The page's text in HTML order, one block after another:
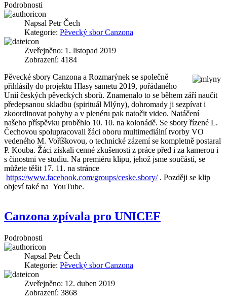
Podrobnosti
Napsal Petr Čech
Kategorie: Pěvecký sbor Canzona
Zveřejněno: 1. listopad 2019
Zobrazení: 4184
Pěvecké sbory Canzona a Rozmarýnek se společně
přihlásily do projektu Hlasy sametu 2019, pořádaného
Unií českých pěveckých sborů. Znamenalo to se během září naučit
předepsanou skladbu (spirituál Mlýny), dohromady ji sezpívat i
zkoordinovat pohyby a v plenéru pak natočit video. Natáčení
našeho příspěvku proběhlo 10. 10. na kolonádě. Se sbory řízené L.
Čechovou spolupracovali žáci oboru multimediální tvorby VO
vedeného M. Voříškovou, o technické zázemí se kompletně postaral
P. Kouba. Žáci získali cenné zkušenosti z práce před i za kamerou i
s činostmi ve studiu. Na premiéru klipu, jehož jsme součástí, se
můžete těšit 17. 11. na stránce
https://www.facebook.com/groups/ceske.sbory/. Později se klip
objeví také na YouTube.
Canzona zpívala pro UNICEF
Podrobnosti
Napsal Petr Čech
Kategorie: Pěvecký sbor Canzona
Zveřejněno: 12. duben 2019
Zobrazení: 3868